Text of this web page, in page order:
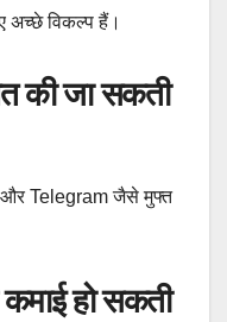
अच्छे विकल्प हैं।
की जा सकती
Telegram जैसे मुफ्त
हो सकती